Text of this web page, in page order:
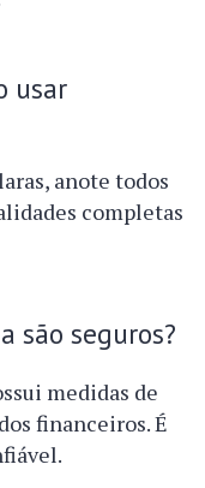
usar
anote todos
completas
são seguros?
medidas de
financeiros. É